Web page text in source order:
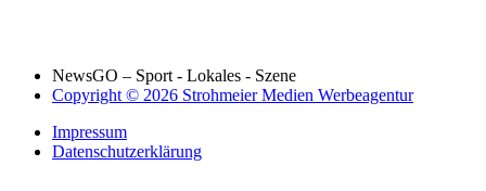
NewsGO – Sport - Lokales - Szene
Copyright © 2026 Strohmeier Medien Werbeagentur
Impressum
Datenschutzerklärung